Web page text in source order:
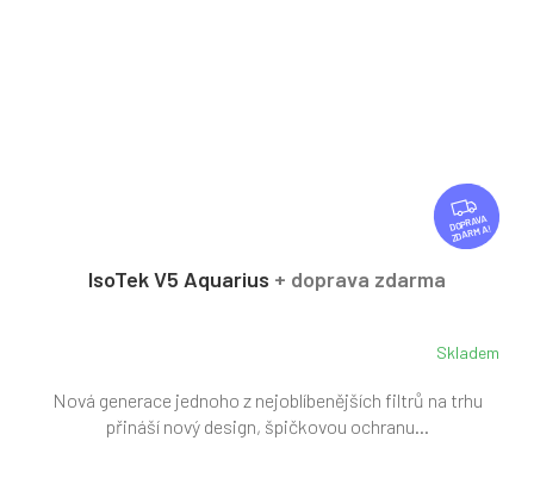
Z
D
A
ZDARMA
IsoTek V5 Aquarius + doprava zdarma
Skladem
Nová generace jednoho z nejoblíbenějších filtrů na trhu
přináší nový design, špičkovou ochranu...